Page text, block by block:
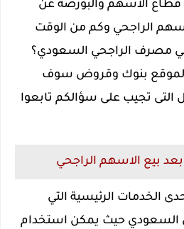
قطاع الاسهم والبورصة عن
الراجحي وكم من الوقت
مصرف الراجحي السعودي؟
لموقع بنوك وقروض سوف
التى تجيب على سؤالكم تابعوا
بعد بيع الاسهم الراجحي
الخدمات الرئيسية التي
السعودي حيث يمكن استخدام